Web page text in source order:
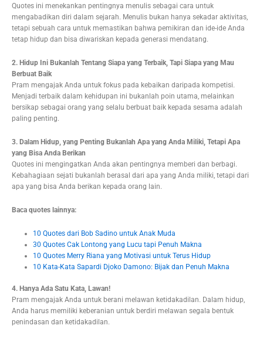
Quotes ini menekankan pentingnya menulis sebagai cara untuk
mengabadikan diri dalam sejarah. Menulis bukan hanya sekadar aktivitas,
tetapi sebuah cara untuk memastikan bahwa pemikiran dan ide-ide Anda
tetap hidup dan bisa diwariskan kepada generasi mendatang.
2. Hidup Ini Bukanlah Tentang Siapa yang Terbaik, Tapi Siapa yang Mau
Berbuat Baik
Pram mengajak Anda untuk fokus pada kebaikan daripada kompetisi.
Menjadi terbaik dalam kehidupan ini bukanlah poin utama, melainkan
bersikap sebagai orang yang selalu berbuat baik kepada sesama adalah
paling penting.
3. Dalam Hidup, yang Penting Bukanlah Apa yang Anda Miliki, Tetapi Apa
yang Bisa Anda Berikan
Quotes ini mengingatkan Anda akan pentingnya memberi dan berbagi.
Kebahagiaan sejati bukanlah berasal dari apa yang Anda miliki, tetapi dari
apa yang bisa Anda berikan kepada orang lain.
Baca quotes lainnya:
10 Quotes dari Bob Sadino untuk Anak Muda
30 Quotes Cak Lontong yang Lucu tapi Penuh Makna
10 Quotes Merry Riana yang Motivasi untuk Terus Hidup
10 Kata-Kata Sapardi Djoko Damono: Bijak dan Penuh Makna
4. Hanya Ada Satu Kata, Lawan!
Pram mengajak Anda untuk berani melawan ketidakadilan. Dalam hidup,
Anda harus memiliki keberanian untuk berdiri melawan segala bentuk
penindasan dan ketidakadilan.